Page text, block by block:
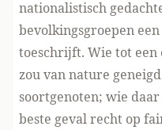
nationalistisch
bevolkingsgroepen
toeschrijft. Wie tot een
zou van nature
soortgenoten; wie
beste geval recht op